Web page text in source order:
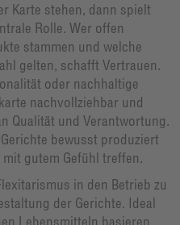
Karte stehen, dann spielt
Rolle. Wer offen
stammen und welche
gelten, schafft Vertrauen.
oder nachhaltige
nachvollziehbar und
Qualität und Verantwortung.
bewusst produziert
gutem Gefühl treffen.
in den Betrieb zu
der Gerichte. Ideal
Lebensmitteln basieren